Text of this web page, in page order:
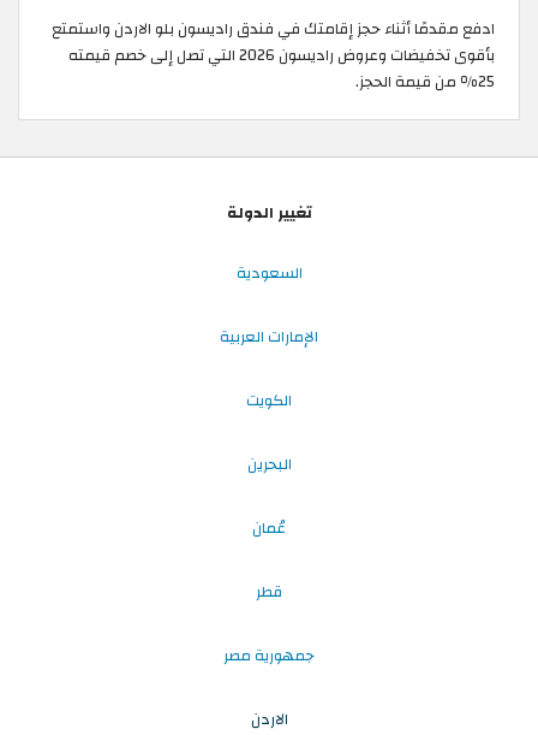
ادفع مقدمًا أثناء حجز إقامتك في فندق راديسون بلو الاردن واستمتع
بأقوى تخفيضات وعروض راديسون 2026 التي تصل إلى خصم قيمته
25٪ من قيمة الحجز.
تغيير الدولة
السعودية
الإمارات العربية
الكويت
البحرين
عُمان
قطر
جمهورية مصر
الاردن